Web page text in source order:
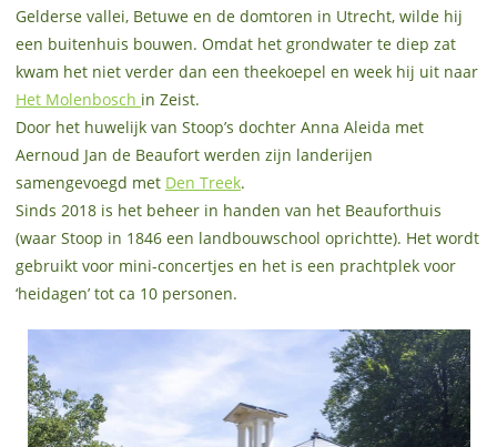
Gelderse vallei, Betuwe en de domtoren in Utrecht, wilde hij
een buitenhuis bouwen. Omdat het grondwater te diep zat
kwam het niet verder dan een theekoepel en week hij uit naar
Het Molenbosch in Zeist.
Door het huwelijk van Stoop’s dochter Anna Aleida met
Aernoud Jan de Beaufort werden zijn landerijen
samengevoegd met Den Treek.
Sinds 2018 is het beheer in handen van het Beauforthuis
(waar Stoop in 1846 een landbouwschool oprichtte). Het wordt
gebruikt voor mini-concertjes en het is een prachtplek voor
‘heidagen’ tot ca 10 personen.